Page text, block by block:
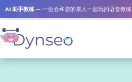
AI 助手教练 — 一位会和您的亲人一起玩的语音教练